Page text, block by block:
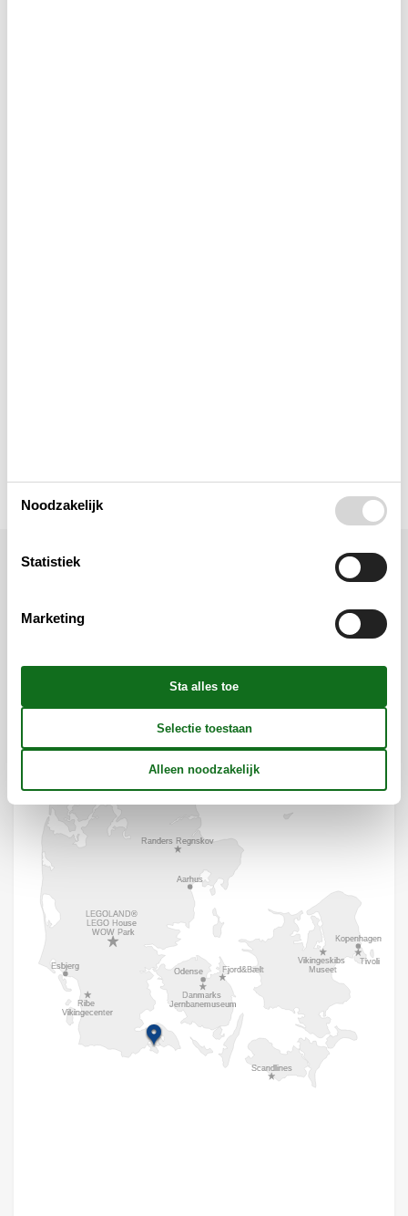
Noodzakelijk
Statistiek
Marketing